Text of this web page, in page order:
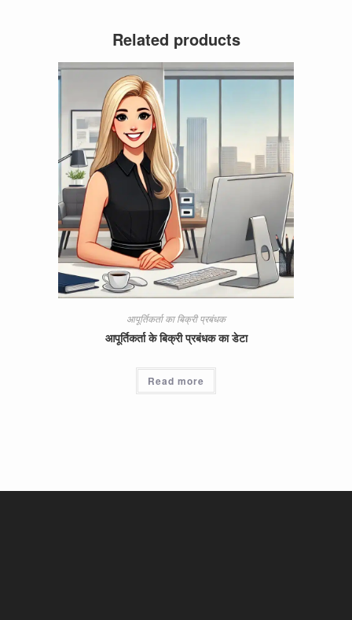
Related products
आपूर्तिकर्ता का बिक्री प्रबंधक
आपूर्तिकर्ता के बिक्री प्रबंधक का डेटा
Read more